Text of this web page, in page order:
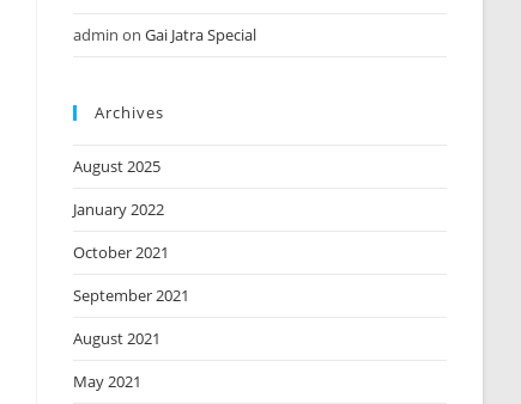
admin onGai Jatra Special
Archives
August 2025
January 2022
October 2021
September 2021
August 2021
May 2021